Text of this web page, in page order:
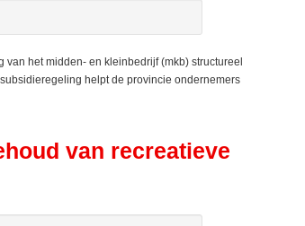
het midden- en kleinbedrijf (mkb) structureel
helpt de provincie ondernemers
van recreatieve